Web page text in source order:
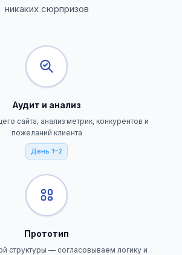
никаких сюрпризов
Аудит и анализ
сайта, анализ метрик, конкурентов и
пожеланий клиента
День 1–2
Прототип
структуры — согласовываем логику и